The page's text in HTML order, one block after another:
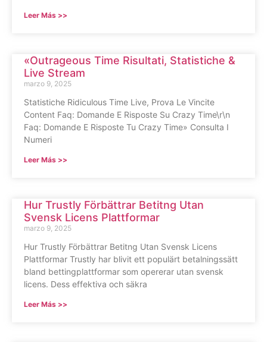
Leer Más >>
«Outrageous Time Risultati, Statistiche &
Live Stream
marzo 9, 2025
Statistiche Ridiculous Time Live, Prova Le Vincite
Content Faq: Domande E Risposte Su Crazy Time\r\n
Faq: Domande E Risposte Tu Crazy Time» Consulta I
Numeri
Leer Más >>
Hur Trustly Förbättrar Betitng Utan
Svensk Licens Plattformar
marzo 9, 2025
Hur Trustly Förbättrar Betitng Utan Svensk Licens
Plattformar Trustly har blivit ett populärt betalningssätt
bland bettingplattformar som opererar utan svensk
licens. Dess effektiva och säkra
Leer Más >>